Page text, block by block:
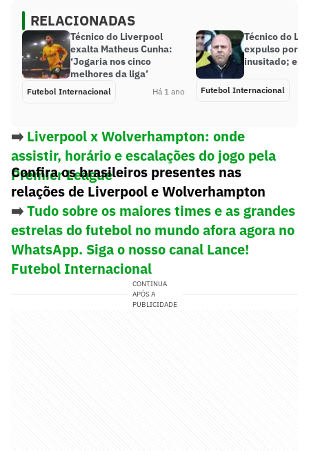
RELACIONADAS
Técnico do Liverpool
exalta Matheus Cunha:
‘Jogaria nos cinco
melhores da liga’
Futebol Internacional Há 1 ano
Técnico do
expulso por
inusitado;
Futebol Internacional
➡️ Liverpool x Wolverhampton: onde
assistir, horário e escalações do jogo pela
Premier League
Confira os brasileiros presentes nas
relações de Liverpool e Wolverhampton
➡️Tudo sobre os maiores times e as grandes
estrelas do futebol no mundo afora agora no
WhatsApp. Siga o nosso canal Lance!
Futebol Internacional
CONTINUA
APÓS A
PUBLICIDADE